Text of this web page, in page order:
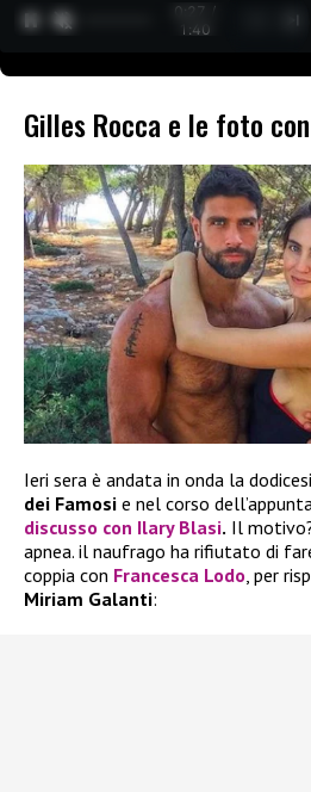
0:28 /
1:40
Gilles Rocca e le foto
Ieri sera è andata in onda la
dei Famosi e nel corso
discusso con Ilary Blasi. Il
apnea. il naufrago ha rifiutato di
coppia con Francesca Lodo , per
Miriam Galanti: